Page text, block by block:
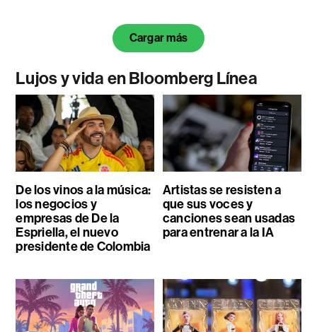
Cargar más
Lujos y vida en Bloomberg Línea
De los vinos a la música:
los negocios y
empresas de De la
Espriella, el nuevo
presidente de Colombia
Artistas se resisten a
que sus voces y
canciones sean usadas
para entrenar a la IA